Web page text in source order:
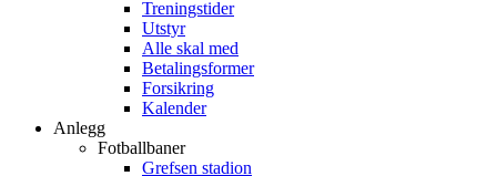
Treningstider
Utstyr
Alle skal med
Betalingsformer
Forsikring
Kalender
Anlegg
Fotballbaner
Grefsen stadion